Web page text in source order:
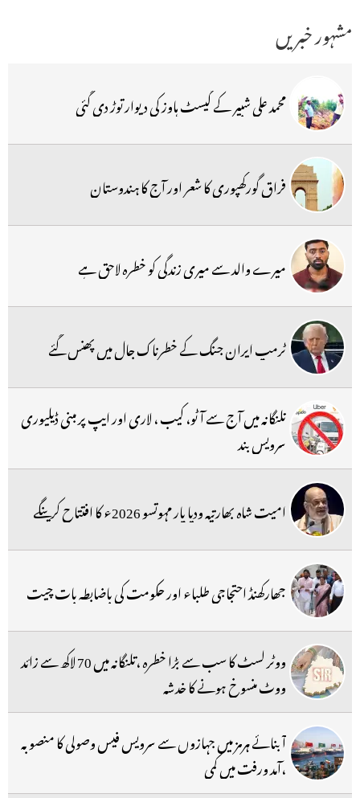
مشہور خبریں
محمد علی شبیر کے گیسٹ ہاوز کی دیوار توڑ دی گئی
فراق گورکھپوری کا شعر اور آج کا ہندوستان
میرے والد سے میری زندگی کو خطرہ لاحق ہے
ٹرمپ ایران جنگ کے خطرناک جال میں پھنس گئے
تلنگانہ میں آج سے آٹو، کیب ، لاری اور ایپ پر مبنی ڈیلیوری
سرویس بند
امیت شاہ بھارتیہ ودیا پار مہوتسو 2026ء کا افتتاح کرینگے
جھارکھنڈ احتجاجی طلباء اور حکومت کی باضابطہ بات چیت
ووٹر لسٹ کا سب سے بڑا خطرہ ،تلنگانہ میں 70 لاکھ سے زائد
ووٹ منسوخ ہونے کا خدشہ
آبنائے ہرمز میں جہازوں سے سرویس فیس وصولی کا منصوبہ
،آمد ورفت میں کمی